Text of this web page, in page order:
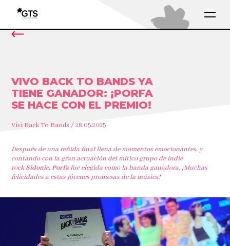
VIVO BACK TO BANDS YA
TIENE GANADOR: ¡PORFA
SE HACE CON EL PREMIO!
Vivi Back To Bands / 28.05.2025
Después de una reñida final llena de momentos emocionantes, y
contando con la gran actuación del mítico grupo de indie
rockSidonie, Porfafue elegida como la banda ganadora. ¡Muchas
felicidades a estas jóvenes promesas de la música!